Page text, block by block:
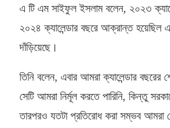
এ টি এম সাইফুল ইসলাম বলেন, ২০২৩
২০২৪ ক্যালেন্ডার বছরে আক্রান্ত হয়েছিল
দাঁড়িয়েছে।
তিনি বলেন, এবার আমরা ক্যালেন্ডার বছরের
সেটি আমরা নির্মূল করতে পারিনি, কিন্তু
তারপরও যতটা প্রতিরোধ করা সম্ভব আমরা